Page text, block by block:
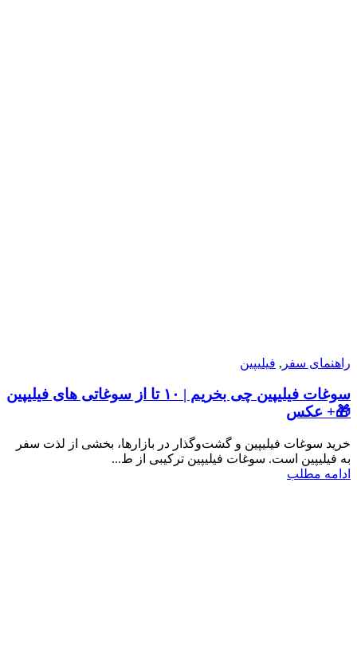
راهنمای سفر , فیلیپین
سوغات فیلیپین چی بخریم | ۱۰ تا از سوغاتی های فیلیپین
🎁+ عکس
خرید سوغات فیلیپین و گشت‌وگذار در بازارها، بخشی از لذت سفر
به فیلیپین است. سوغات فیلیپین ترکیبی از ط...
ادامه مطلب